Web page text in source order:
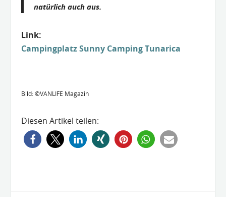
natürlich auch aus.
Link:
Campingplatz Sunny Camping Tunarica
Bild: ©VANLIFE Magazin
Diesen Artikel teilen: